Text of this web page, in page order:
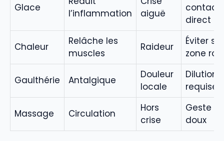
Glace
l’inflammation
aiguë
contact
direct
Chaleur
Relâche les
muscles
Raideur
Éviter si
zone
Gaulthérie Antalgique
Douleur
locale
Dilution
requise
Massage Circulation
Hors
crise
Geste
doux